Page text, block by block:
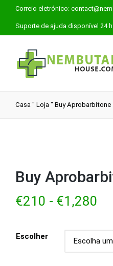
Correio eletrónico:
Suporte de ajuda disponível 24
Casa " Loja " Buy Aprobarbitone
Buy
€210 - €1,280
Escolher